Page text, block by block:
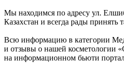
Мы находимся по адресу ул.
Казахстан и всегда рады принять
Всю информацию в категории
и отзывы о нашей косметологии
на информационном бьюти